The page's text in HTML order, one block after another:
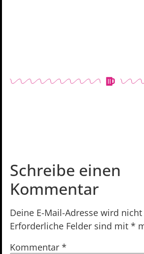
Schreibe einen
Kommentar
Deine E-Mail-Adresse wird
Erforderliche Felder sind mit *
Kommentar *